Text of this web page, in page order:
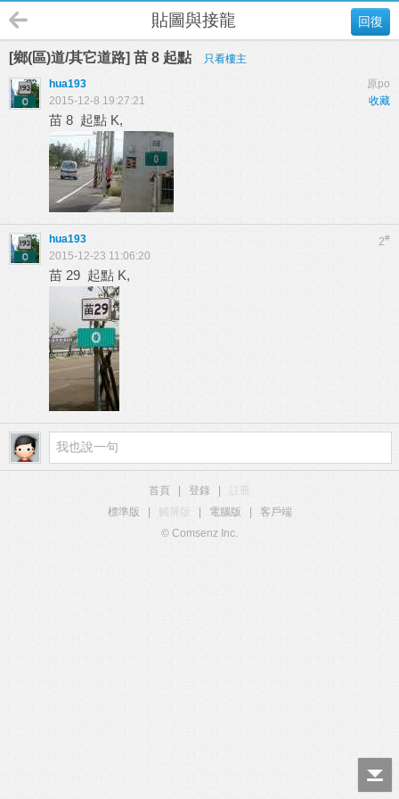
回復
貼圖與接龍
[鄉(區)道/其它道路] 苗 8 起點
只看樓主
原po
hua193
收藏
2015-12-8 19:27:21
苗 8 起點 K,
2#
hua193
2015-12-23 11:06:20
苗 29 起點 K,
首頁 登錄
標準版
觸屏版 電腦版
客戶端
© Comsenz Inc.